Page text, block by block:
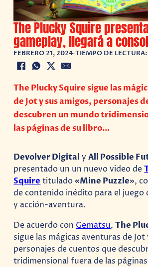
The Plucky Squire
gameplay, llegará a
FEBRERO 21, 2024•TIEMPO DE
The Plucky Squire sigue las
de Jot y sus amigos, personajes
descubren un mundo
las páginas de su libro…
Devolver Digital yAll Possible
presentado un un nuevo video de
Squiretitulado«Mine Puzzle»,
de contenido inédito para el juego
y acción-aventura.
De acuerdo con Gematsu,The
sigue las mágicas aventuras de Jot
personajes de cuentos que
tridimensional fuera de las